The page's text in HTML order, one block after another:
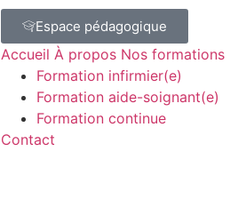
Espace pédagogique
Accueil À propos Nos formations
Formation infirmier(e)
Formation aide-soignant(e)
Formation continue
Contact